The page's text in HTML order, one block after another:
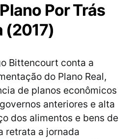
Por Trás
(2017)
Bittencourt conta a
do Plano Real,
de planos econômicos
anteriores e alta
dos alimentos e bens de
retrata a jornada